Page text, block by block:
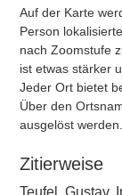
Auf der Karte
Person
nach Zoomstufe
ist etwas stärker
Jeder Ort bietet
Über den
ausgelöst werden.
Zitierweise
Teufel, Gustav,